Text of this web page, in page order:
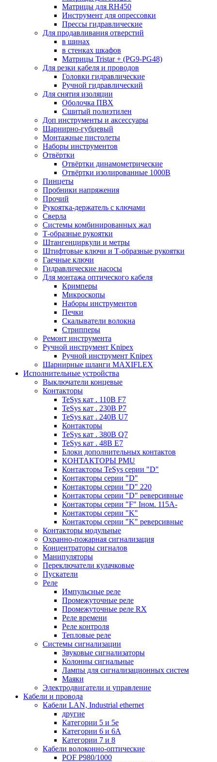
Матрицы для RH450
Инструмент для опрессовки
Прессы гидравлические
Для продавливания отверстий
в шинах
в стенках шкафов
Матрицы Tristar + (PG9-PG48)
Для резки кабеля и проводов
Головки гидравлические
Ручной гидравлический
Для снятия изоляции
Оболочка ПВХ
Сшитый полиэтилен
Доп инструменты и аксессуары
Шарнирно-губцевый
Монтажные пистолеты
Наборы инструментов
Отвёртки
Отвёртки динамометрические
Отвёртки изолированные 1000В
Пинцеты
Пробники напряжения
Прочий
Рукоятка-держатель с ключами
Сверла
Системы комбинированных жал
Т-образные рукоятки
Штангенциркули и метры
Штифтовые ключи и Т-образные рукоятки
Гаечные ключи
Гидравлические насосы
Для монтажа оптического кабеля
Кримперы
Микроскопы
Наборы инструментов
Печки
Скалыватели волокна
Стрипперы
Ремонт инструмента
Ручной инструмент Knipex
Ручной инструмент Knipex
Шарнирные шланги MAXIFLEX
Исполнительные устройства
Выключатели концевые
Контакторы
TeSys кат . 110В F7
TeSys кат . 230В P7
TeSys кат . 240В U7
Контакторы
TeSys кат . 380В Q7
TeSys кат . 48В E7
Блоки дополнительных контактов
КОНТАКТОРЫ PMU
Контакторы TeSys серии "D"
Контакторы серии "D"
Контакторы серии "D" 220
Контакторы серии "D" реверсивные
Контакторы серии "F" Iном. 115А-
Контакторы серии "K"
Контакторы серии "K" реверсивные
Контакторы модульные
Охранно-пожарная сигнализация
Концентраторы сигналов
Манипуляторы
Переключатели кулачковые
Пускатели
Реле
Импульсные реле
Промежуточные реле
Промежуточные реле RX
Реле времени
Реле контроля
Тепловые реле
Системы сигнализации
Звуковые сигнализаторы
Колонны сигнальные
Лампы для сигнализационных систем
Маяки
Электродвигатели и управление
Кабели и провода
Кабели LAN, Industrial ethernet
другие
Категории 5 и 5е
Категории 6 и 6A
Категории 7 и 8
Кабели волоконно-оптические
POF P980/1000